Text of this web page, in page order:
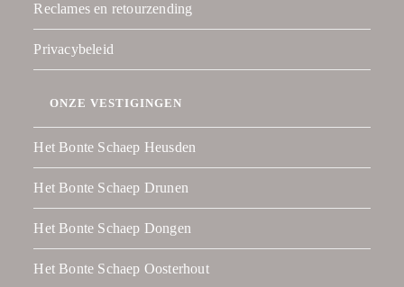
Reclames en retourzending
Privacybeleid
ONZE VESTIGINGEN
Het Bonte Schaep Heusden
Het Bonte Schaep Drunen
Het Bonte Schaep Dongen
Het Bonte Schaep Oosterhout